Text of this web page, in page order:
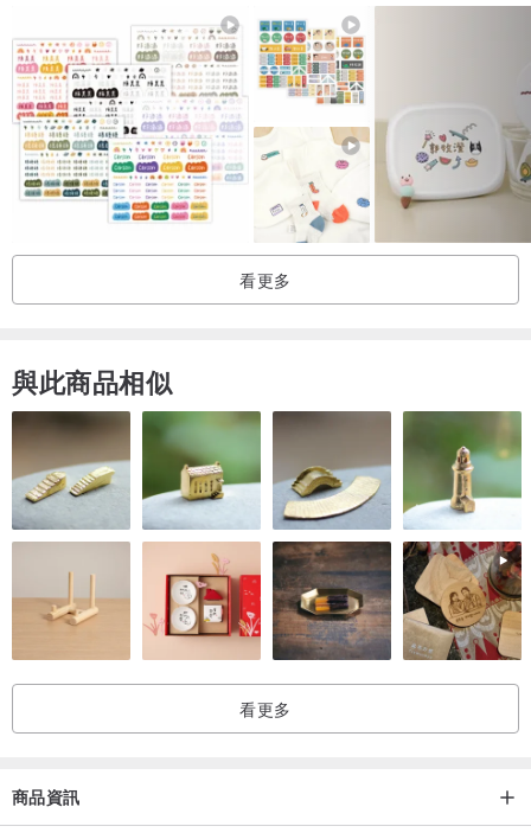
看更多
與此商品相似
看更多
商品資訊